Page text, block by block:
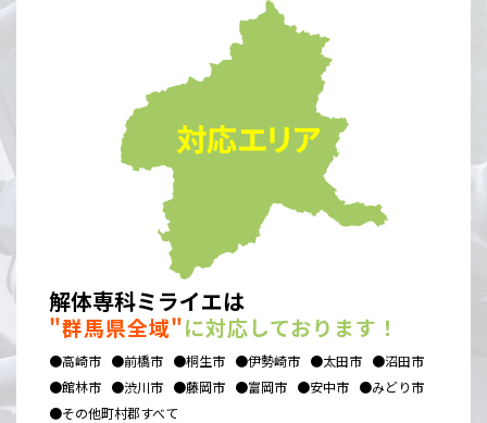
解体専科ミライエは
"群馬県全域"に対応しております！
●高崎市 ●前橋市 ●桐生市 ●伊勢崎市 ●太田市 ●沼田市
●館林市 ●渋川市 ●藤岡市 ●富岡市 ●安中市 ●みどり市
●その他町村郡すべて